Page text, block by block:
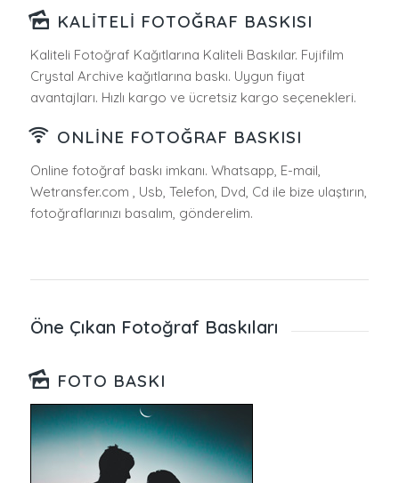
KALITELI FOTOĞRAF BASKISI
Kaliteli Fotoğraf Kağıtlarına Kaliteli Baskılar. Fujifilm
Crystal Archive kağıtlarına baskı. Uygun fiyat
avantajları. Hızlı kargo ve ücretsiz kargo seçenekleri.
ONLINE FOTOĞRAF BASKISI
Online fotoğraf baskı imkanı. Whatsapp, E-mail,
Wetransfer.com , Usb, Telefon, Dvd, Cd ile bize ulaştırın,
fotoğraflarınızı basalım, gönderelim.
Öne Çıkan Fotoğraf Baskıları
FOTO BASKI